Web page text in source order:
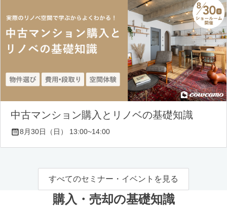
中古マンション購入とリノベの基礎知識
8月30日（日） 13:00~14:00
すべてのセミナー・イベントを見る
購入・売却の基礎知識